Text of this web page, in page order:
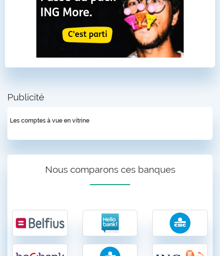
Publicité
Les comptes à vue en vitrine
Nous comparons ces banques